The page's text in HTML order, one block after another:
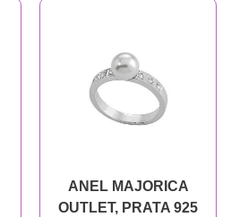
ANEL MAJORICA
OUTLET, PRATA 925